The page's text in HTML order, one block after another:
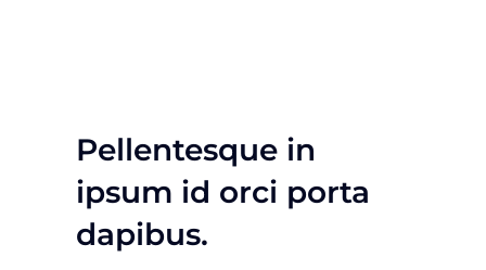
Pellentesque in
ipsum id orci porta
dapibus.